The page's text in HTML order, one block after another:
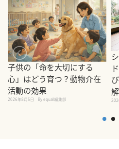
子供の「命を大切にする
心」はどう育つ？動物介在
活動の効果
2026年8月5日 By equall編集部